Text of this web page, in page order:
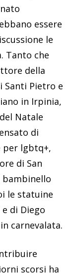
essere
le
Tanto che
della
Santi Pietro e
in Irpinia,
Natale
di
per lgbtq+,
di San
bambinello
le statuine
e di Diego
carnevalata.
scorsi ha